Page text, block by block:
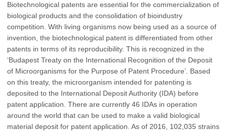
Biotechnological patents are essential for the commercialization of
biological products and the consolidation of bioindustry
competition. With living organisms now being used as a source of
invention, the biotechnological patent is differentiated from other
patents in terms of its reproducibility. This is recognized in the
‘Budapest Treaty on the International Recognition of the Deposit
of Microorganisms for the Purpose of Patent Procedure’. Based
on this treaty, the microorganism intended for patenting is
deposited to the International Deposit Authority (IDA) before
patent application. There are currently 46 IDAs in operation
around the world that can be used to make a valid biological
material deposit for patent application. As of 2016, 102,035 strains